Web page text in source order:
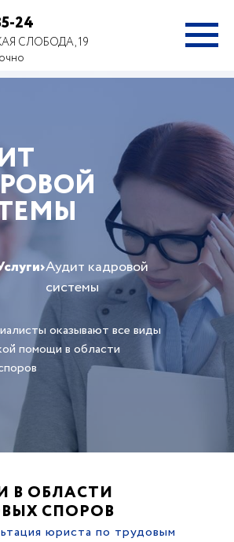
24
СЛОБОДА, 19
›Аудит кадровой
системы
оказывают все виды
помощи в области
В ОБЛАСТИ
СПОРОВ
юриста по трудовым